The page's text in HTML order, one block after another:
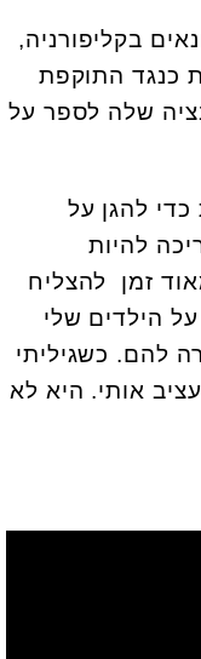
בקליפורניה,
כנגד התוקפת
שלה לספר על
להגן על
להיות
זמן להצליח
הילדים שלי
להם. כשגיליתי
אותי. היא לא